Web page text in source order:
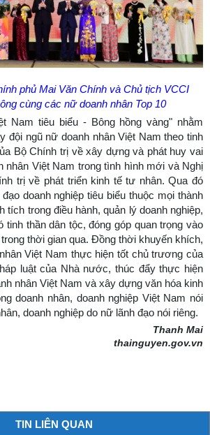
phủ Mai Văn Chính và Chủ tịch VCCI
cùng các nữ doanh nhân Top 10
Nam tiêu biểu - Bông hồng vàng" nhằm
đội ngũ nữ doanh nhân Việt Nam theo tinh
Bộ Chính trị về xây dựng và phát huy vai
nhân Việt Nam trong tình hình mới và Nghị
trị về phát triển kinh tế tư nhân. Qua đó
doanh nghiệp tiêu biểu thuộc mọi thành
tích trong điều hành, quản lý doanh nghiệp,
thần dân tộc, đóng góp quan trọng vào
thời gian qua. Đồng thời khuyến khích,
Việt Nam thực hiện tốt chủ trương của
luật của Nhà nước, thúc đẩy thực hiện
nhân Việt Nam và xây dựng văn hóa kinh
doanh nhân, doanh nghiệp Việt Nam nói
doanh nghiệp do nữ lãnh đạo nói riêng.
Thanh Mai
thainguyen.gov.vn
TIN LIÊN QUAN